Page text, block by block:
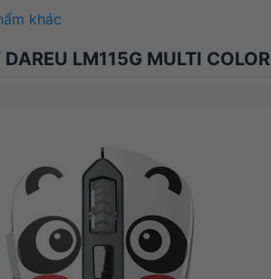
khác
LM115G MULTI COLOR